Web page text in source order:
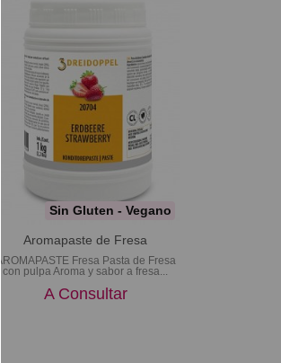
Sin Gluten - Vegano
Aromapaste de Fresa
AROMAPASTE Fresa Pasta de Fresa
con pulpa Aroma y sabor a fresa...
A Consultar